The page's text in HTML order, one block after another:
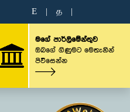
E த
මගේ පාර්ලිමේන්තුව
ඔබගේ ගිණුමට මෙතැනින්
පිවිසෙන්න